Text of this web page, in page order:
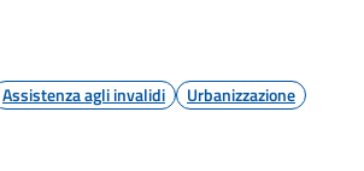
Assistenza agli invalidi Urbanizzazione